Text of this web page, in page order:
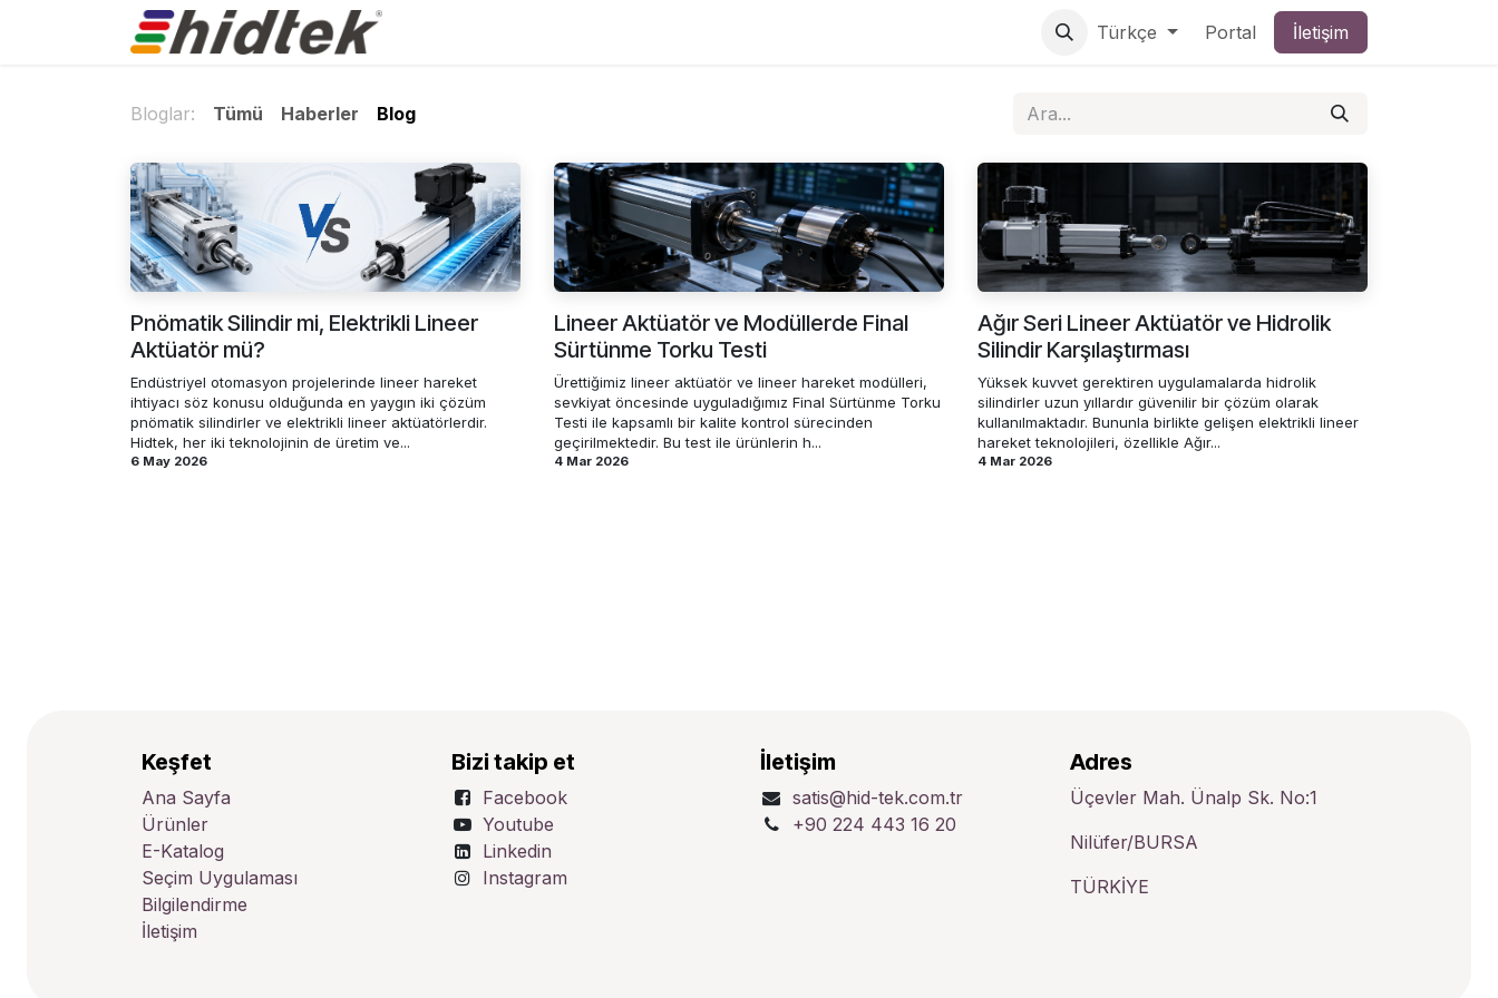
Türkçe Portal İletişim
Bloglar: Tümü Haberler Blog
Pnömatik Silindir mi, Elektrikli Lineer
Aktüatör mü?
​Endüstriyel otomasyon projelerinde lineer hareket
ihtiyacı söz konusu olduğunda en yaygın iki çözüm
pnömatik silindirler ve elektrikli lineer aktüatörlerdir.
Hidtek, her iki teknolojinin de üretim ve...
6 May 2026
Lineer Aktüatör ve Modüllerde Final
Sürtünme Torku Testi
Ürettiğimiz lineer aktüatör ve lineer hareket modülleri,
sevkiyat öncesinde uyguladığımız Final Sürtünme Torku
Testi ile kapsamlı bir kalite kontrol sürecinden
geçirilmektedir. Bu test ile ürünlerin h...
4 Mar 2026
Ağır Seri Lineer Aktüatör ve Hidrolik
Silindir Karşılaştırması
Yüksek kuvvet gerektiren uygulamalarda hidrolik
silindirler uzun yıllardır güvenilir bir çözüm olarak
kullanılmaktadır. Bununla birlikte gelişen elektrikli lineer
hareket teknolojileri, özellikle Ağır...
4 Mar 2026
Keşfet
Ana Sayfa
Ürünler
E-Katalog
Seçim Uygulaması
Bilgilendirme
İletişim
Bizi takip et
Facebook
Youtube
Linkedin
Instagram
Adres
Üçevler Mah. Ünalp Sk. No:1
Nilüfer/BURSA
TÜRKİYE
İletişim
satis@hid-tek.com.tr
+90 224 443 16 20